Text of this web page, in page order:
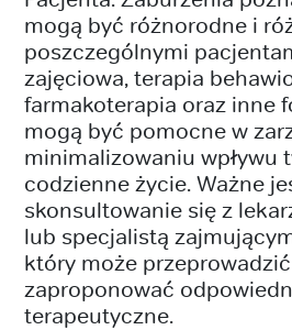
mogą być różnorodne i
poszczególnymi
zajęciowa, terapia
farmakoterapia oraz inne
mogą być pomocne w
minimalizowaniu wpływu
codzienne życie. Ważne
skonsultowanie się z
lub specjalistą
który może
zaproponować
terapeutyczne.